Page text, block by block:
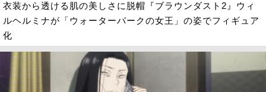
衣装から透ける肌の美しさに脱帽『ブラウンダスト2』ウィ
ルヘルミナが「ウォーターパークの女王」の姿でフィギュア
化